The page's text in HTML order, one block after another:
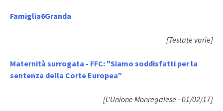
Famiglia6Granda
[Testate varie]
Maternità surrogata - FFC: "Siamo soddisfatti per la
sentenza della Corte Europea"
[L'Unione Monregalese - 01/02/17]